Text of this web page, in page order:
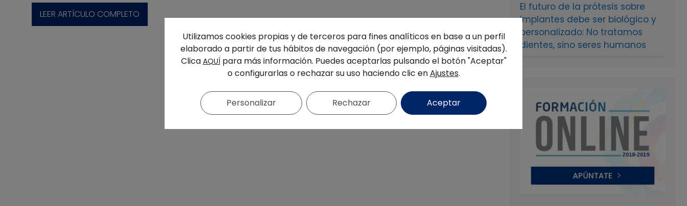
LEER ARTÍCULO COMPLETO
El futuro de la prótesis sobre
implantes debe ser biológico y
personalizado: No tratamos
dientes, sino seres humanos
Utilizamos cookies propias y de terceros para fines analíticos en base a un perfil
elaborado a partir de tus hábitos de navegación (por ejemplo, páginas visitadas).
Clica AQUÍpara más información. Puedes aceptarlas pulsando el botón "Aceptar"
o configurarlas o rechazar su uso haciendo clic enAjustes.
Aceptar
Rechazar
Personalizar